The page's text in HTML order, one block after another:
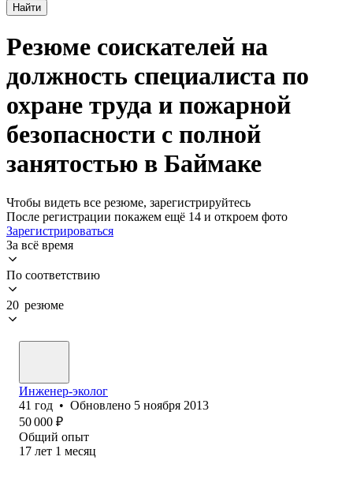
Найти
Резюме соискателей на
должность специалиста по
охране труда и пожарной
безопасности с полной
занятостью в Баймаке
Чтобы видеть все резюме, зарегистрируйтесь
После регистрации покажем ещё 14 и откроем фото
Зарегистрироваться
За всё время
По соответствию
20 резюме
Инженер-эколог
41 год • Обновлено 5 ноября 2013
50 000 ₽
Общий опыт
17 лет 1 месяц